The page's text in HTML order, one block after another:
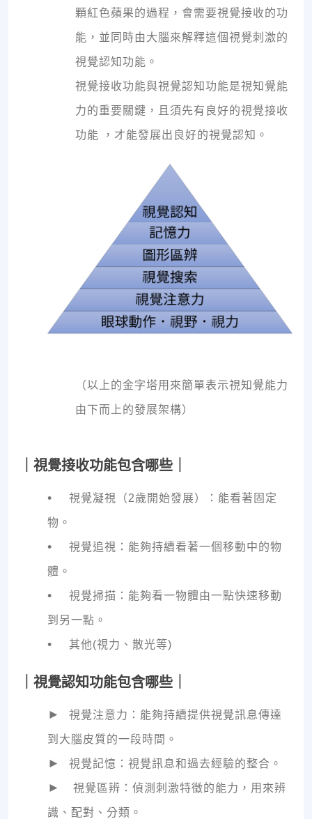
顆紅色蘋果的過程，會需要視覺接收的功
能，並同時由大腦來解釋這個視覺刺激的
視覺認知功能。
視覺接收功能與視覺認知功能是視知覺能
力的重要關鍵，且須先有良好的視覺接收
功能 ，才能發展出良好的視覺認知。
（以上的金字塔用來簡單表示視知覺能力
由下而上的發展架構）
｜視覺接收功能包含哪些｜
• 視覺凝視（2歲開始發展）：能看著固定
物。
• 視覺追視：能夠持續看著一個移動中的物
體。
• 視覺掃描：能夠看一物體由一點快速移動
到另一點。
• 其他(視力、散光等)
｜視覺認知功能包含哪些｜
► 視覺注意力：能夠持續提供視覺訊息傳達
到大腦皮質的一段時間。
► 視覺記憶：視覺訊息和過去經驗的整合。
► 視覺區辨：偵測刺激特徵的能力，用來辨
識、配對、分類。